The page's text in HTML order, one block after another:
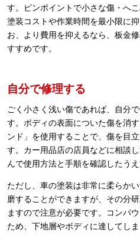
す。ピンポイントで小さな傷・へ
塗装コストや作業時間を最小限に
お、より費用を抑えるなら、板金
すすめです。
自分で修理する
ごく小さく浅い傷であれば、自分
す。ボディの表面についた傷を消
ンド」を使用することで、傷を目
す。カー用品店の店員などに相談
んで使用方法と手順を確認したうえ
ただし、車の塗装は非常に柔らか
磨することができますが、その分
ますので注意が必要です。コンパ
ため、下地層やボディに達してし